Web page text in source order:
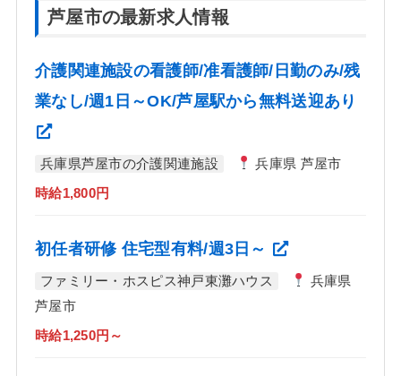
芦屋市の最新求人情報
介護関連施設の看護師/准看護師/日勤のみ/残
業なし/週1日～OK/芦屋駅から無料送迎あり
兵庫県芦屋市の介護関連施設 兵庫県 芦屋市
時給1,800円
初任者研修 住宅型有料/週3日～
ファミリー・ホスピス神戸東灘ハウス
兵庫県
芦屋市
時給1,250円～